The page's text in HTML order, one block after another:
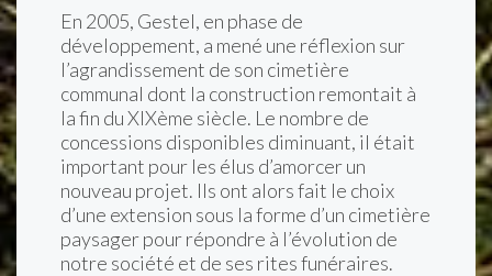
En 2005, Gestel, en phase de
développement, a mené une réflexion sur
l’agrandissement de son cimetière
communal dont la construction remontait à
la fin du XIXème siècle. Le nombre de
concessions disponibles diminuant, il était
important pour les élus d’amorcer un
nouveau projet. Ils ont alors fait le choix
d’une extension sous la forme d’un cimetière
paysager pour répondre à l’évolution de
notre société et de ses rites funéraires.